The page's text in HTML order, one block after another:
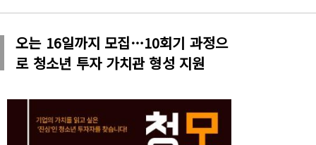
오는 16일까지 모집…10회기 과정으
로 청소년 투자 가치관 형성 지원